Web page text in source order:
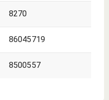
8270
86045719
8500557